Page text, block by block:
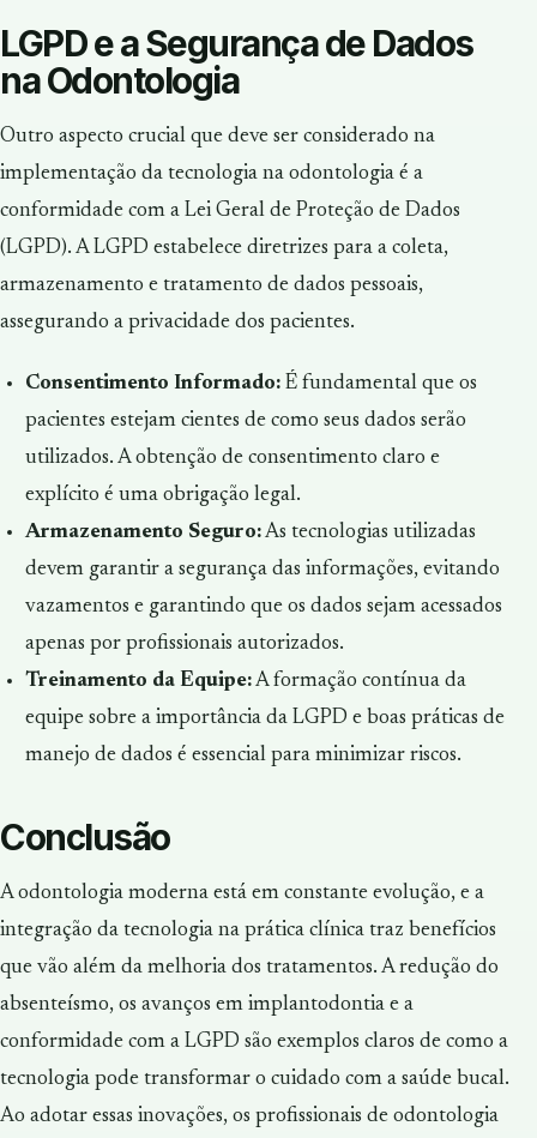
LGPD e a Segurança de Dados
na Odontologia
Outro aspecto crucial que deve ser considerado na
implementação da tecnologia na odontologia é a
conformidade com a Lei Geral de Proteção de Dados
(LGPD). A LGPD estabelece diretrizes para a coleta,
armazenamento e tratamento de dados pessoais,
assegurando a privacidade dos pacientes.
Consentimento Informado:É fundamental que os
pacientes estejam cientes de como seus dados serão
utilizados. A obtenção de consentimento claro e
explícito é uma obrigação legal.
Armazenamento Seguro:As tecnologias utilizadas
devem garantir a segurança das informações, evitando
vazamentos e garantindo que os dados sejam acessados
apenas por profissionais autorizados.
Treinamento da Equipe:A formação contínua da
equipe sobre a importância da LGPD e boas práticas de
manejo de dados é essencial para minimizar riscos.
Conclusão
A odontologia moderna está em constante evolução, e a
integração da tecnologia na prática clínica traz benefícios
que vão além da melhoria dos tratamentos. A redução do
absenteísmo, os avanços em implantodontia e a
conformidade com a LGPD são exemplos claros de como a
tecnologia pode transformar o cuidado com a saúde bucal.
Ao adotar essas inovações, os profissionais de odontologia